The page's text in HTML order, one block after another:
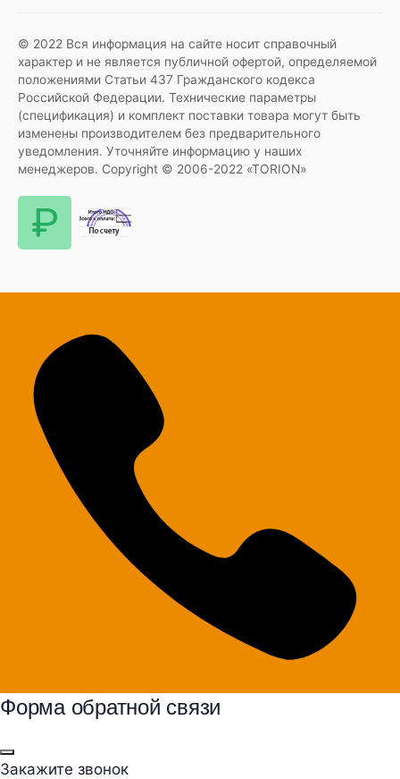
© 2022 Вся информация на сайте носит справочный
характер и не является публичной офертой, определяемой
положениями Статьи 437 Гражданского кодекса
Российской Федерации. Технические параметры
(спецификация) и комплект поставки товара могут быть
изменены производителем без предварительного
уведомления. Уточняйте информацию у наших
менеджеров. Copyright © 2006-2022 «TORION»
Форма обратной связи
Закажите звонок